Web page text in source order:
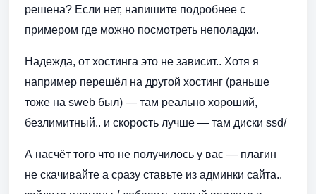
решена? Если нет, напишите подробнее с
примером где можно посмотреть неполадки.
Надежда, от хостинга это не зависит.. Хотя я
например перешёл на другой хостинг (раньше
тоже на sweb был) — там реально хороший,
безлимитный.. и скорость лучше — там диски ssd/
А насчёт того что не получилось у вас — плагин
не скачивайте а сразу ставьте из админки сайта..